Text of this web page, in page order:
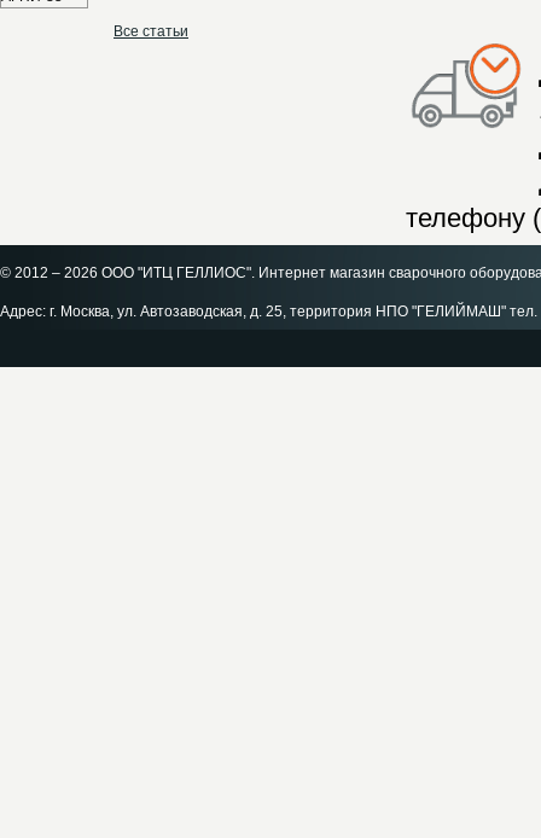
Все статьи
телефону
© 2012 – 2026 ООО "ИТЦ ГЕЛЛИОС". Интернет магазин сварочного
Адрес: г. Москва, ул. Автозаводская, д. 25, территория НПО "ГЕЛИЙМАШ"